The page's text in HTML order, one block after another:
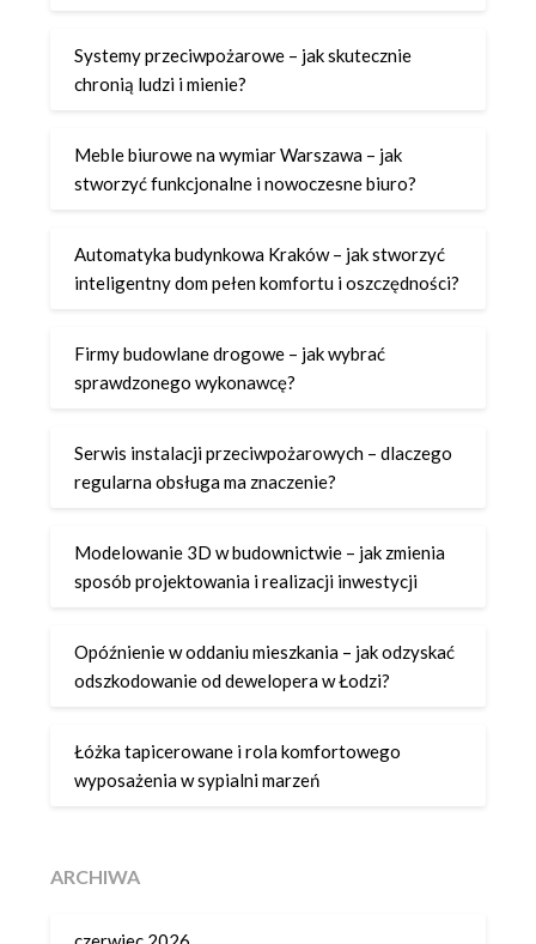
Systemy przeciwpożarowe – jak skutecznie
chronią ludzi i mienie?
Meble biurowe na wymiar Warszawa – jak
stworzyć funkcjonalne i nowoczesne biuro?
Automatyka budynkowa Kraków – jak stworzyć
inteligentny dom pełen komfortu i oszczędności?
Firmy budowlane drogowe – jak wybrać
sprawdzonego wykonawcę?
Serwis instalacji przeciwpożarowych – dlaczego
regularna obsługa ma znaczenie?
Modelowanie 3D w budownictwie – jak zmienia
sposób projektowania i realizacji inwestycji
Opóźnienie w oddaniu mieszkania – jak odzyskać
odszkodowanie od dewelopera w Łodzi?
Łóżka tapicerowane i rola komfortowego
wyposażenia w sypialni marzeń
ARCHIWA